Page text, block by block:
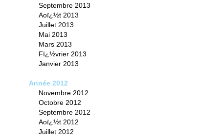
Septembre 2013
Aoï¿½t 2013
Juillet 2013
Mai 2013
Mars 2013
Fï¿½vrier 2013
Janvier 2013
Année 2012
Novembre 2012
Octobre 2012
Septembre 2012
Aoï¿½t 2012
Juillet 2012